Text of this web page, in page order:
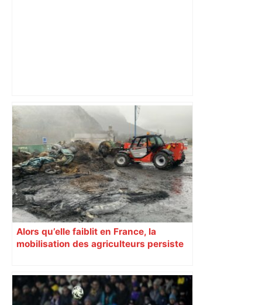
Coupe de France. Angers-SCO recevra
Toulouse en 16e de finale . Sport –
Maville Angers
Alors qu’elle faiblit en France, la
mobilisation des agriculteurs persiste